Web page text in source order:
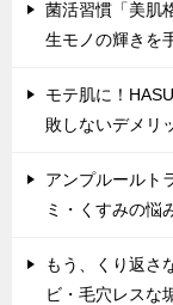
菌活習慣「美肌
生モノの輝きを
モテ肌に！
敗しないデメリ
アンプルールト
ミ・くすみの悩
もう、くり返さ
ビ・毛穴レスな